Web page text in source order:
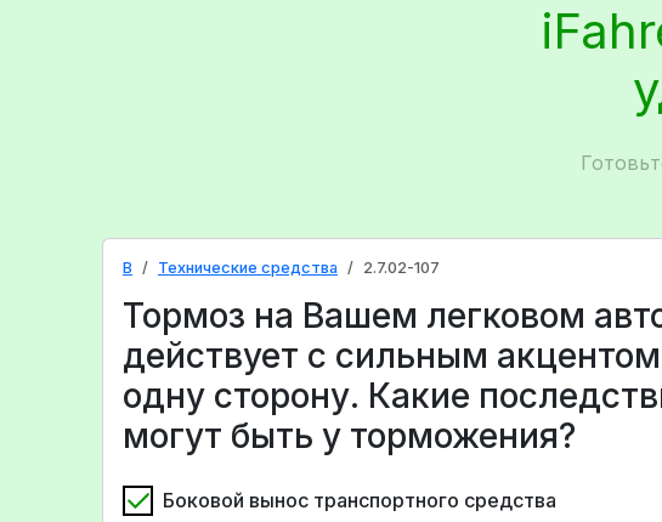
B Технические средства 2.7.02-107
Тормоз на Вашем легковом
действует с сильным
одну сторону. Какие
могут быть у торможения?
Боковой вынос транспортного средства